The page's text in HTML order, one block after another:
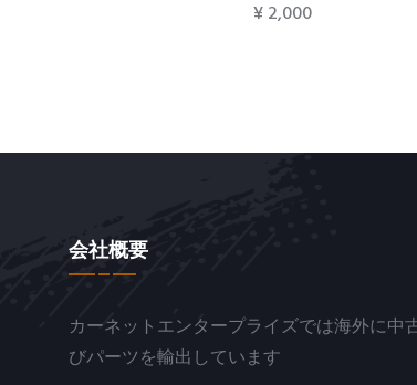
¥ 2,000
会社概要
カーネットエンタープライズでは海外に中
びパーツを輸出しています